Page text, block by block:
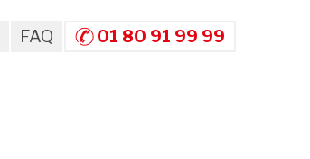
FAQ 01 80 91 99 99